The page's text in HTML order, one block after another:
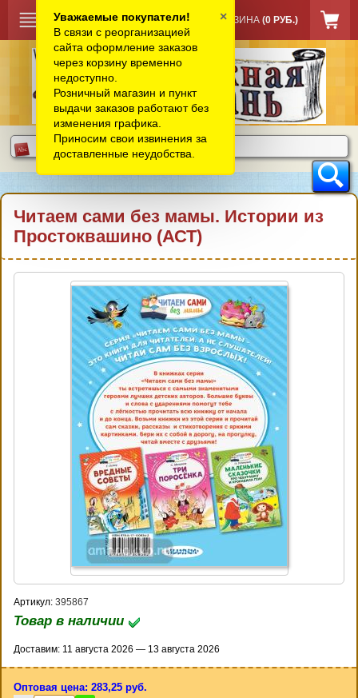
КОРЗИНА (0 РУБ.)
Читаем сами без мамы. Истории из
Простоквашино (АСТ)
Артикул: 395867
Товар в наличии
Доставим: 11 августа 2026 — 13 августа 2026
Оптовая цена: 283,25 руб.
Уважаемые покупатели!
В связи с реорганизацией
сайта оформление заказов
через корзину временно
недоступно.
Розничный магазин и пункт
выдачи заказов работают без
изменения графика.
Приносим свои извинения за
доставленные неудобства.
×